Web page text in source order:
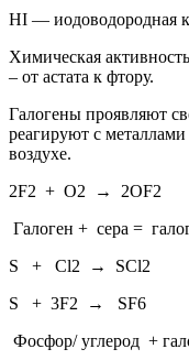
HI — иодоводородная
Химическая
– от астата к фтору.
Галогены проявляют
реагируют с
воздухе.
2F2 + O2 → 2OF2
Галоген + сера =
S + Cl2 → SCl2
S + 3F2 → SF6
Фосфор/ углерод +